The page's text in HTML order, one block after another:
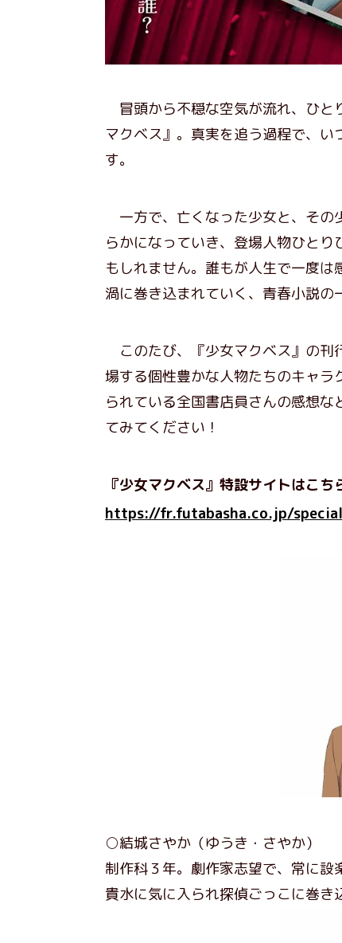
冒頭から不穏な空気が流れ、ひと
マクベス』。真実を追う過程で、
す。
一方で、亡くなった少女と、その
らかになっていき、登場人物ひと
もしれません。誰もが人生で一度
渦に巻き込まれていく、青春小説の
このたび、『少女マクベス』の刊
場する個性豊かな人物たちのキャ
られている全国書店員さんの感想
てみてください！
『少女マクベス』特設サイトはこち
https://fr.futabasha.co.jp/
○結城さやか（ゆうき・さやか）
制作科３年。劇作家志望で、常に
貴水に気に入られ探偵ごっこに巻き